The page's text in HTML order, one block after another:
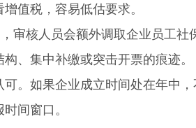
值税，容易低估要求。
审核人员会额外调取企业员工社
、集中补缴或突击开票的痕迹。
可。如果企业成立时间处在年中
间窗口。